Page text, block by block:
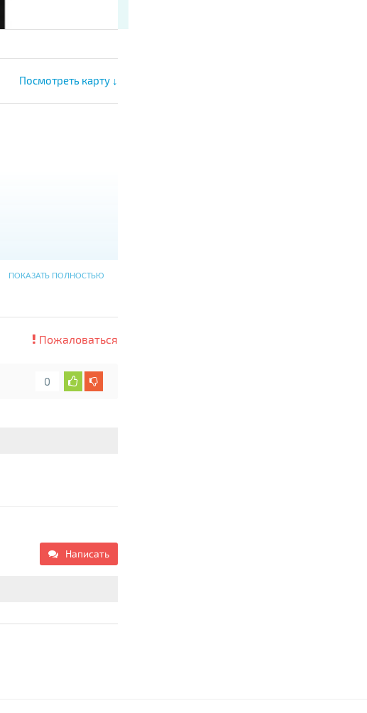
Посмотреть карту ↓
ПОКАЗАТЬ ПОЛНОСТЬЮ
Пожаловаться
0
Написать